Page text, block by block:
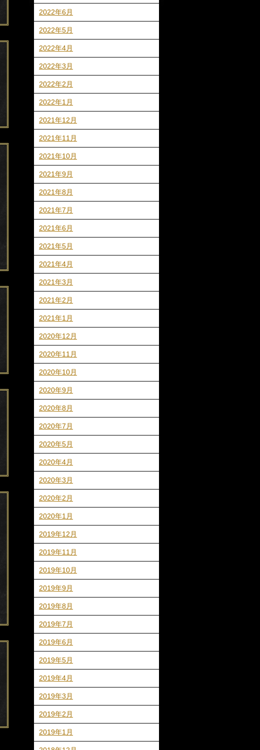
2022年6月
2022年5月
2022年4月
2022年3月
2022年2月
2022年1月
2021年12月
2021年11月
2021年10月
2021年9月
2021年8月
2021年7月
2021年6月
2021年5月
2021年4月
2021年3月
2021年2月
2021年1月
2020年12月
2020年11月
2020年10月
2020年9月
2020年8月
2020年7月
2020年5月
2020年4月
2020年3月
2020年2月
2020年1月
2019年12月
2019年11月
2019年10月
2019年9月
2019年8月
2019年7月
2019年6月
2019年5月
2019年4月
2019年3月
2019年2月
2019年1月